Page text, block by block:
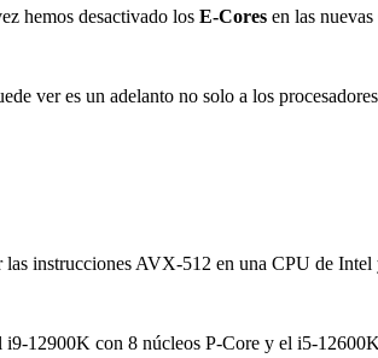
hemos desactivado los E-Cores en las
ver es un adelanto no solo a los
instrucciones AVX-512 en una CPU de
i9-12900K con 8 núcleos P-Core y el i5-